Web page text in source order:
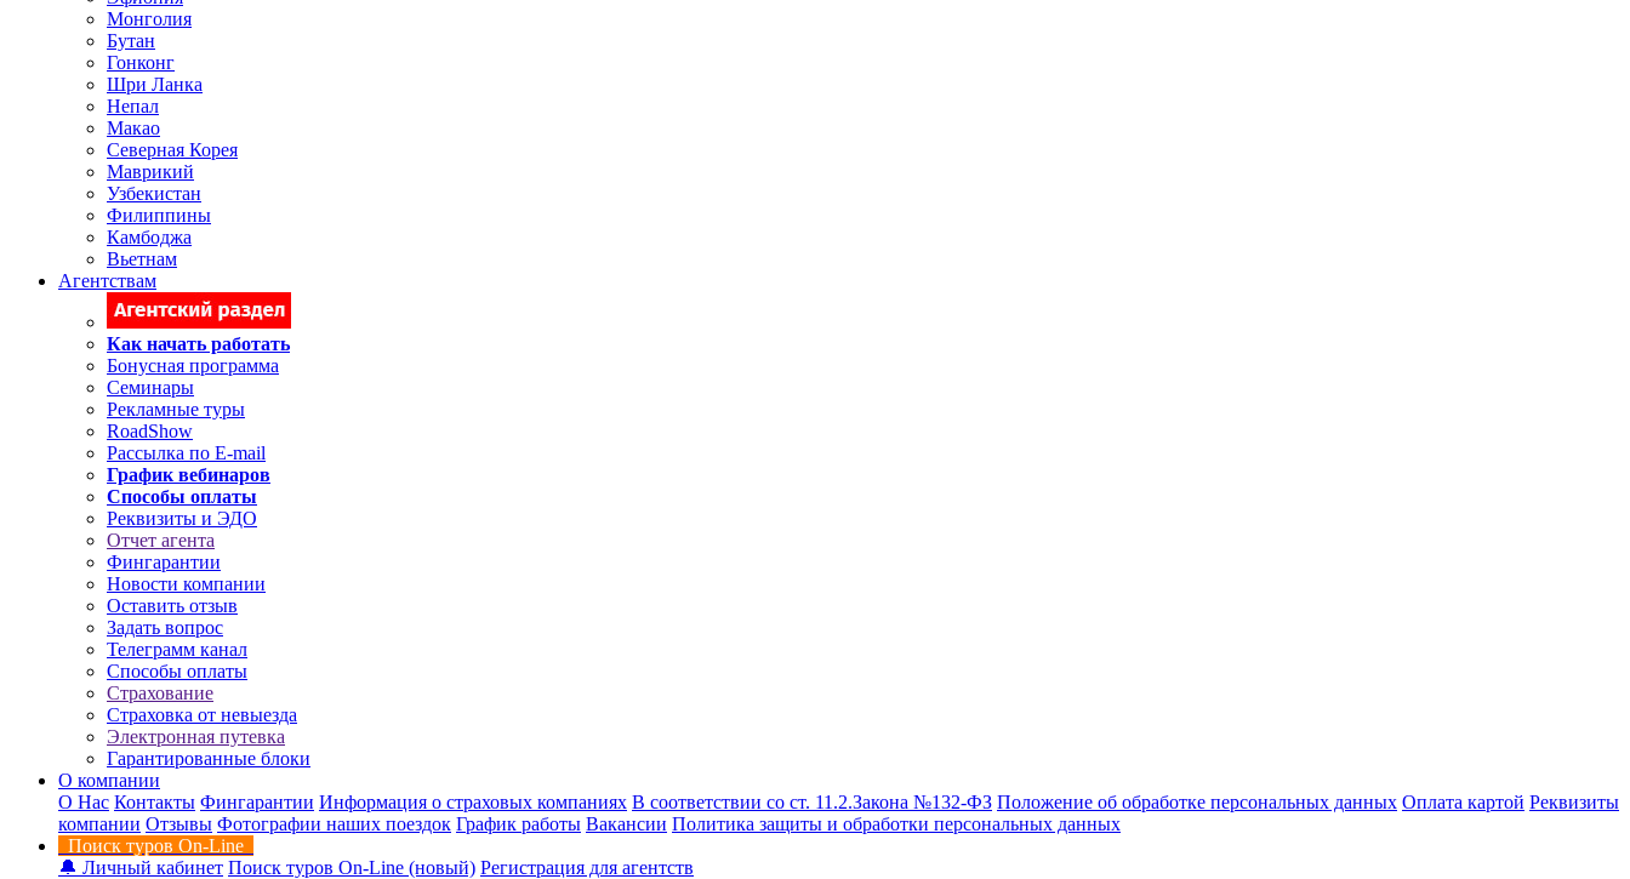
Монголия
Бутан
Гонконг
Шри Ланка
Непал
Макао
Северная Корея
Маврикий
Узбекистан
Филиппины
Камбоджа
Вьетнам
Агентствам
Как начать работать
Бонусная программа
Семинары
Рекламные туры
RoadShow
Рассылка по E-mail
График вебинаров
Способы оплаты
Реквизиты и ЭДО
Отчет агента
Фингарантии
Новости компании
Оставить отзыв
Задать вопрос
Телеграмм канал
Способы оплаты
Страхование
Страховка от невыезда
Электронная путевка
Гарантированные блоки
О компании
О Нас Контакты Фингарантии Информация о страховых компаниях В соответствии со ст. 11.2.Закона №132-ФЗ Положение об обработке персональных данных Оплата картой Реквизиты
компании Отзывы Фотографии наших поездок График работы Вакансии Политика защиты и обработки персональных данных
Поиск туров On-Line
🔔 Личный кабинет Поиск туров On-Line (новый) Регистрация для агентств